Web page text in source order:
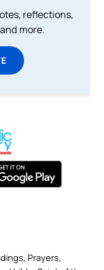
reflections,
more.
Prayers,